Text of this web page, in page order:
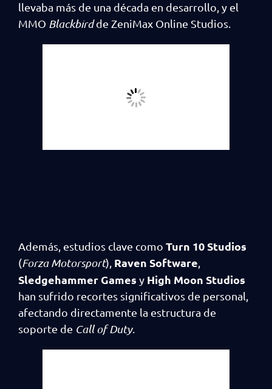
llevaba más de una década en desarrollo, y el
MMO Blackbirdde ZeniMax Online Studios.
Además, estudios clave como Turn 10 Studios
(Forza Motorsport), Raven Software
Sledgehammer Games y High Moon Studios
han sufrido recortes significativos de personal,
afectando directamente la estructura de
soporte de Call of Duty.